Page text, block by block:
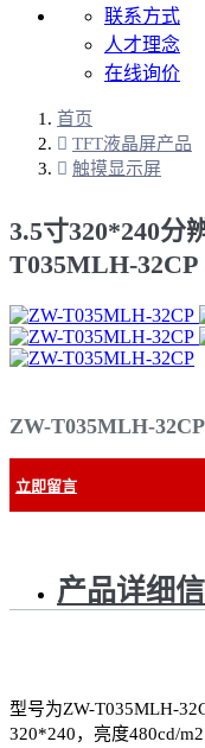
联系方式
人才理念
在线询价
首页
TFT液晶屏产品
触摸显示屏
3.5寸320*240分
T035MLH-32CP
ZW-T035MLH-32CP
立即留言
产品详细
型号为ZW-T035MLH-
320*240，亮度480cd/